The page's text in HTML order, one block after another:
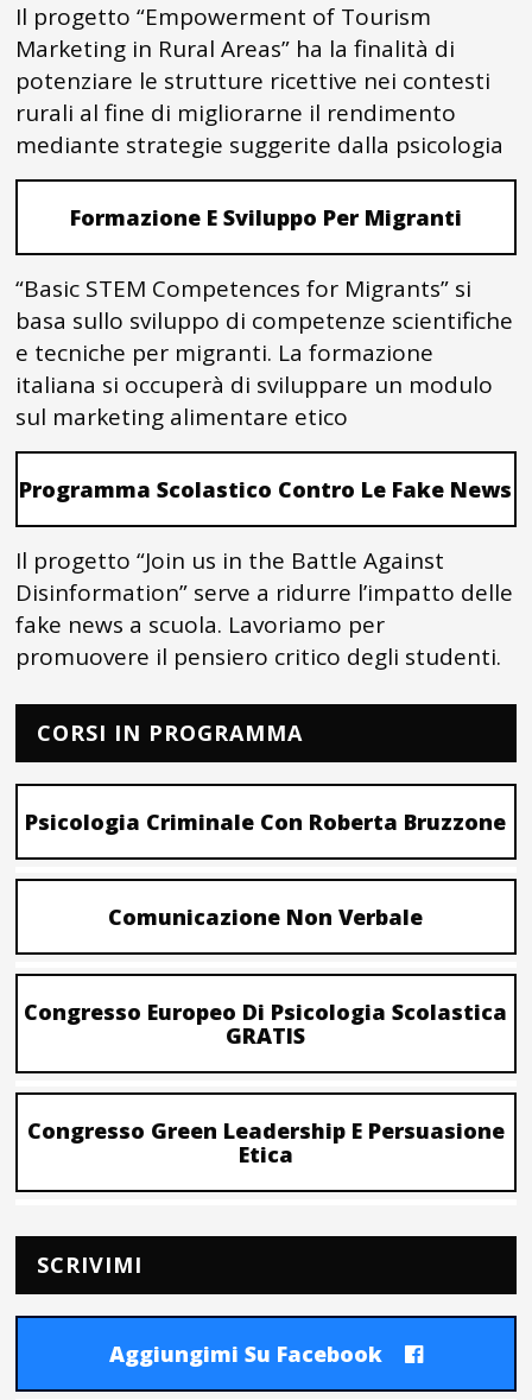
Il progetto “Empowerment of Tourism
Marketing in Rural Areas” ha la finalità di
potenziare le strutture ricettive nei contesti
rurali al fine di migliorarne il rendimento
mediante strategie suggerite dalla psicologia
Formazione E Sviluppo Per Migranti
“Basic STEM Competences for Migrants” si
basa sullo sviluppo di competenze scientifiche
e tecniche per migranti. La formazione
italiana si occuperà di sviluppare un modulo
sul marketing alimentare etico
Programma Scolastico Contro Le Fake News
Il progetto “Join us in the Battle Against
Disinformation” serve a ridurre l’impatto delle
fake news a scuola. Lavoriamo per
promuovere il pensiero critico degli studenti.
CORSI IN PROGRAMMA
Psicologia Criminale Con Roberta Bruzzone
Comunicazione Non Verbale
Congresso Europeo Di Psicologia Scolastica
GRATIS
Congresso Green Leadership E Persuasione
Etica
SCRIVIMI
Aggiungimi Su Facebook